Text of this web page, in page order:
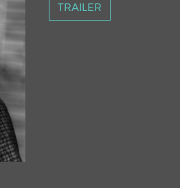
TRAILER